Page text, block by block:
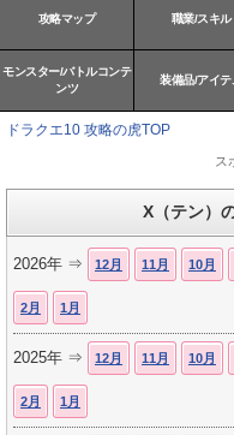
攻略マップ 職業/スキル
モンスター/バトルコンテ
ンツ
装備品/アイテ
ドラクエ10 攻略の虎TOP
ス
X（テン）
2026年 ⇒ 12月 11月 10月
2月 1月
2025年 ⇒ 12月 11月 10月
2月 1月